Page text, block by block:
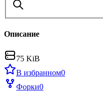
Описание
75 KiB
В избранном0
Форки0